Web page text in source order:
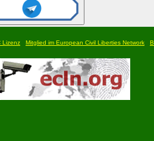
Lizenz Mitglied im European Civil Liberties Network